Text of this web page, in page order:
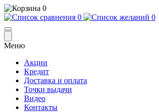
0
0
0
Меню
Акции
Кредит
Доставка и оплата
Точки выдачи
Видео
Контакты